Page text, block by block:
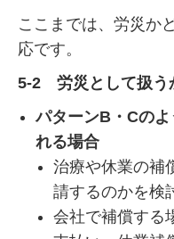
ここまでは、労災か
応です。
5-2 労災として扱う
パターンB・Cの
れる場合
治療や休業の補
請するのかを検
会社で補償する